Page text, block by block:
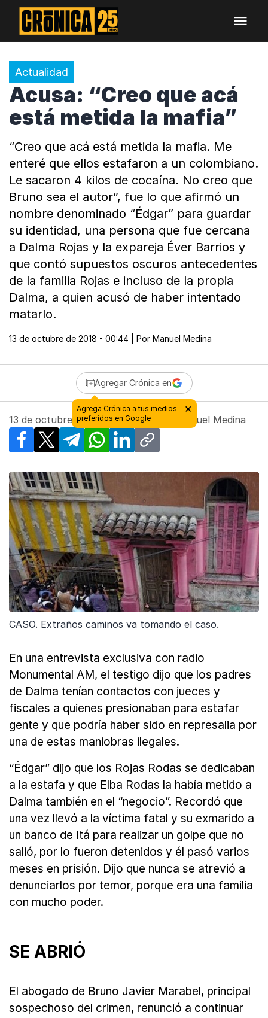
Actualidad
Acusa: “Creo que acá
está metida la mafia”
“Creo que acá está metida la mafia. Me
enteré que ellos estafaron a un colombiano.
Le sacaron 4 kilos de cocaína. No creo que
Bruno sea el autor”, fue lo que afirmó un
nombre denominado “Édgar” para guardar
su identidad, una persona que fue cercana
a Dalma Rojas y la expareja Éver Barrios y
que contó supuestos oscuros antecedentes
de la familia Rojas e incluso de la propia
Dalma, a quien acusó de haber intentado
matarlo.
13 de octubre de 2018 - 00:44 | Por Manuel Medina
Agregar Crónica en
13 de octubre de 2018 - 00:44| Por Manuel Medina
Facebook
X TelegramWhatsApp
LinkedInCopy link
CASO. Extraños caminos va tomando el caso.
En una entrevista exclusiva con radio
Monumental AM, el testigo dijo que los padres
de Dalma tenían contactos con jueces y
fiscales a quienes presionaban para estafar
gente y que podría haber sido en represalia por
una de estas maniobras ilegales.
“Édgar” dijo que los Rojas Rodas se dedicaban
a la estafa y que Elba Rodas la había metido a
Dalma también en el “negocio”. Recordó que
una vez llevó a la víctima fatal y su exmarido a
un banco de Itá para realizar un golpe que no
salió, por lo fueron detenidos y él pasó varios
meses en prisión. Dijo que nunca se atrevió a
denunciarlos por temor, porque era una familia
con mucho poder.
SE ABRIÓ
El abogado de Bruno Javier Marabel, principal
sospechoso del crimen, renunció a continuar